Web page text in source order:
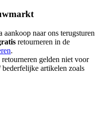
naar ons terugsturen
retourneren in de
.
gelden niet voor
bederfelijke artikelen zoals